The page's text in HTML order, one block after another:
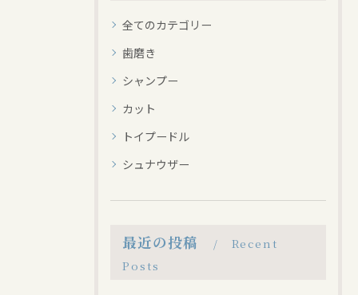
全てのカテゴリー
歯磨き
シャンプー
カット
トイプードル
シュナウザー
最近の投稿
Recent
Posts